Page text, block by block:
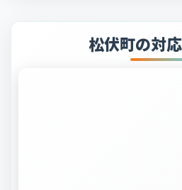
松伏町の対